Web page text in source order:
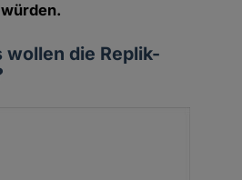
wollen die Replik-